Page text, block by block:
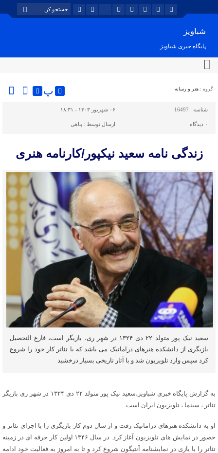
شباویز
پایگاه خبری شباویز
گروه : هنر و رسانه پ
شناسه : 16497 ۰۶ شهریور ۱۴۰۳ - ۱۸:۳۱
۰ دیدگاه ارسال توسط : پناهی
زندگی نامه سعید نیکپور/کارنامه هنری
سعید نیک پور متولد ۲۲ دی ۱۳۲۴ در شهر ری، بازیگر است، فارغ التحصیل
بازیگری از دانشکده هنرهای دراماتیک می باشد که با تئاتر کار خود را شروع
کرد سپس وارد تلویزیون شد و با آثار تاریخی بسیار درخشید
به گزارش پایگاه خبری شباویز،سعید نیک پور متولد ۲۲ دی ۱۳۲۴ در شهر ری بازیگر
تئاتر ، سینما ، تلویزیون ایران است.
او به دانشکده هنرهای دراماتیک رفت و از سال دوم کار بازیگری را با اجرای تئاتر و
حضور در نمایش های تلویزیون آغاز کرد. در سال ۱۳۴۶ اولین کار حرفه ای در زمینه
تئاتر را با بازی در نمایشنامه آنتیگون شروع کرد و تا به امروز به فعالیت خود ادامه